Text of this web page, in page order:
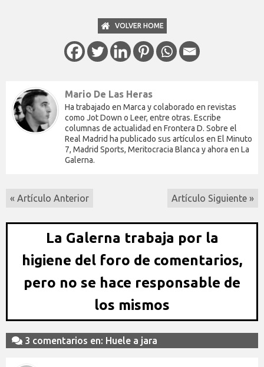
VOLVER HOME
Mario De Las Heras
Ha trabajado en Marca y colaborado en revistas
como Jot Down o Leer, entre otras. Escribe
columnas de actualidad en Frontera D. Sobre el
Real Madrid ha publicado sus artículos en El Minuto
7, Madrid Sports, Meritocracia Blanca y ahora en La
Galerna.
« Artículo Anterior Artículo Siguiente »
La Galerna trabaja por la
higiene del foro de comentarios,
pero no se hace responsable de
los mismos
3 comentarios en: Huele a jara